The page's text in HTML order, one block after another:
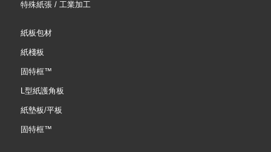
特殊紙張 / 工業加工
紙板包材
紙棧板
固特框™
L型紙護角板
紙墊板/平板
固特框™